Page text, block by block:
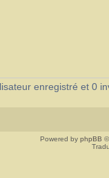
enregistré et 0
Powered by phpBB